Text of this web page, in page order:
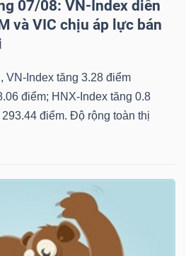
07/08: VN-Index diễn
và VIC chịu áp lực bán
VN-Index tăng 3.28 điểm
điểm; HNX-Index tăng 0.8
điểm. Độ rộng toàn thị